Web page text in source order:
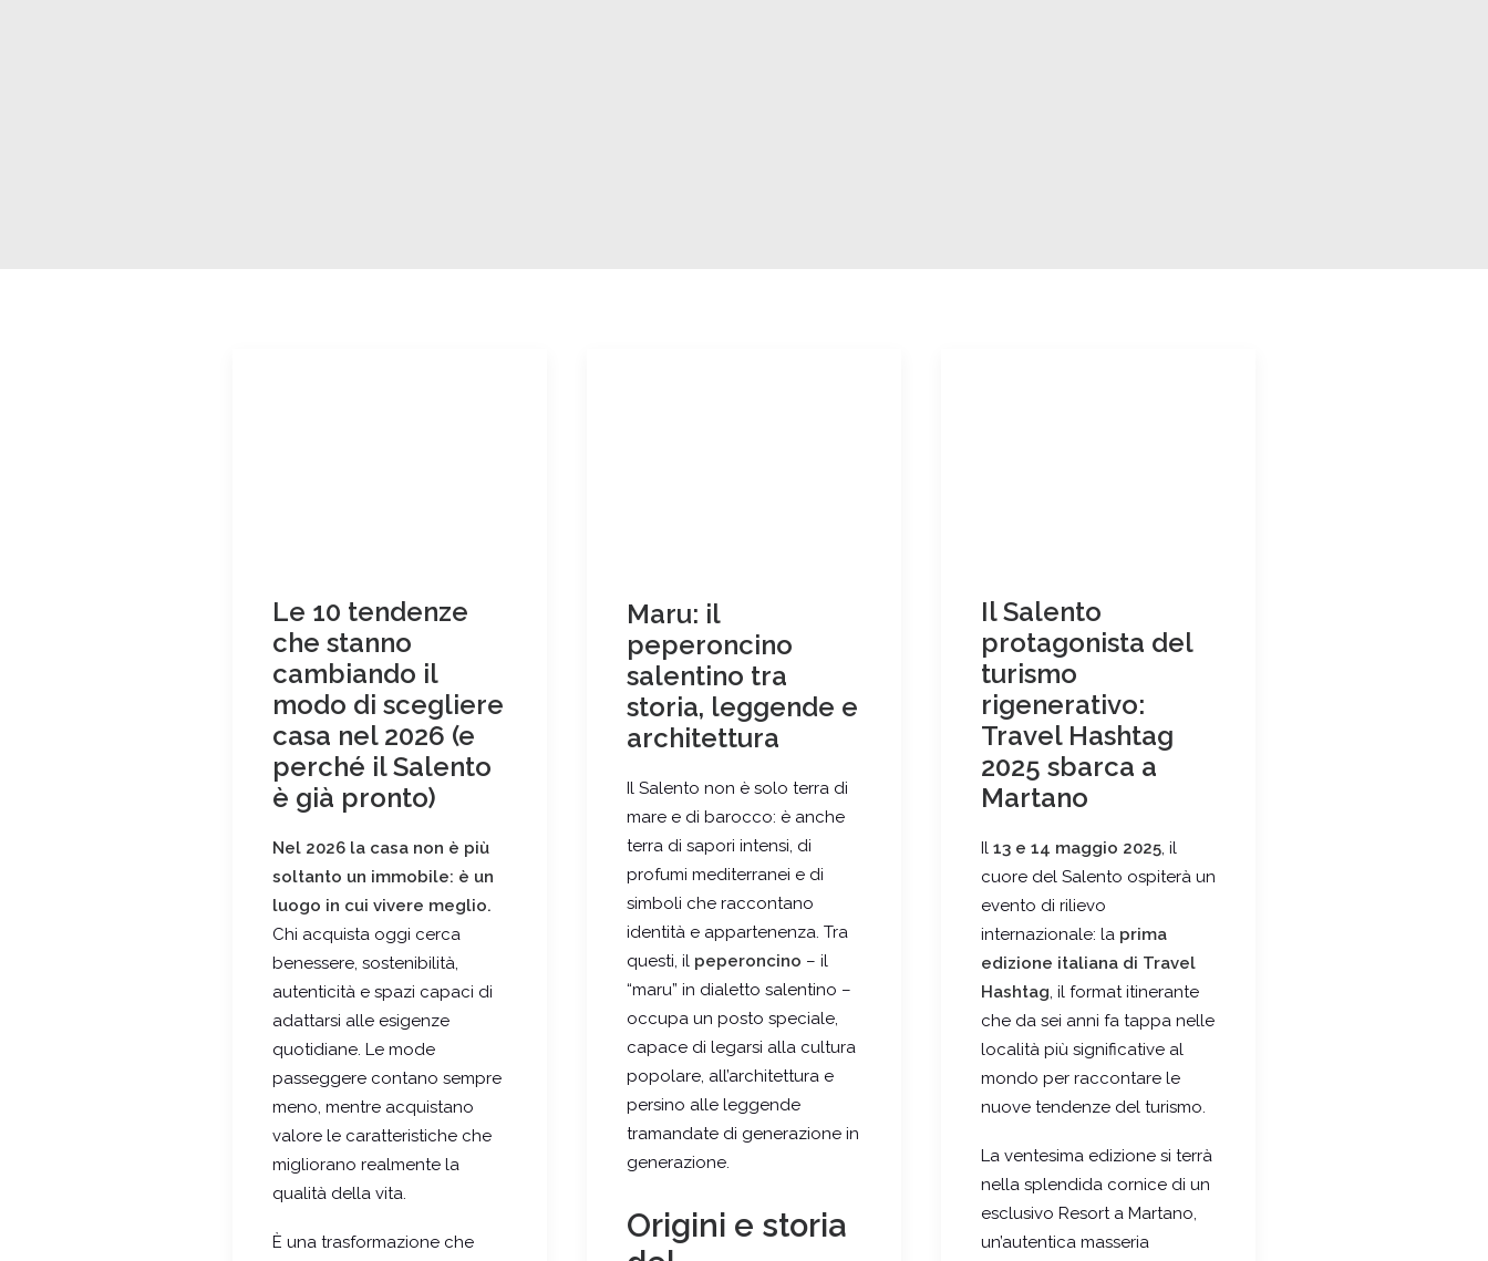
Le 10 tendenze
che stanno
cambiando il
modo di scegliere
casa nel 2026 (e
perché il Salento
è già pronto)
Nel 2026 la casa non è più
soltanto un immobile: è un
luogo in cui vivere meglio.
Chi acquista oggi cerca
benessere, sostenibilità,
autenticità e spazi capaci di
adattarsi alle esigenze
quotidiane. Le mode
passeggere contano sempre
meno, mentre acquistano
valore le caratteristiche che
migliorano realmente la
qualità della vita.
È una trasformazione che
Maru: il
peperoncino
salentino tra
storia, leggende e
architettura
Il Salento non è solo terra di
mare e di barocco: è anche
terra di sapori intensi, di
profumi mediterranei e di
simboli che raccontano
identità e appartenenza. Tra
questi, il peperoncino – il
“maru” in dialetto salentino –
occupa un posto speciale,
capace di legarsi alla cultura
popolare, all’architettura e
persino alle leggende
tramandate di generazione in
generazione.
Origini e storia
Il Salento
protagonista del
turismo
rigenerativo:
Travel Hashtag
2025 sbarca a
Martano
Il 13 e 14 maggio 2025, il
cuore del Salento ospiterà un
evento di rilievo
internazionale: la prima
edizione italiana di Travel
Hashtag, il format itinerante
che da sei anni fa tappa nelle
località più significative al
mondo per raccontare le
nuove tendenze del turismo.
La ventesima edizione si terrà
nella splendida cornice di un
esclusivo Resort a Martano,
un’autentica masseria